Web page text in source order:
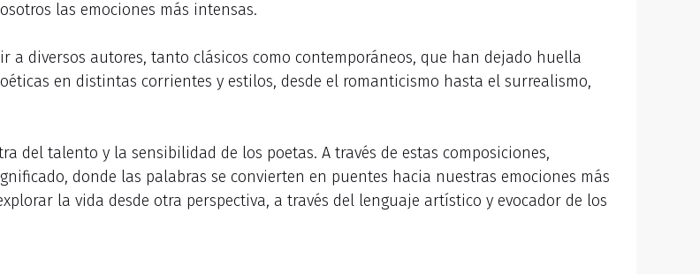
las emociones más intensas.
a diversos autores, tanto clásicos como contemporáneos, que han dejado huella
en distintas corrientes y estilos, desde el romanticismo hasta el surrealismo,
del talento y la sensibilidad de los poetas. A través de estas composiciones,
donde las palabras se convierten en puentes hacia nuestras emociones más
la vida desde otra perspectiva, a través del lenguaje artístico y evocador de los